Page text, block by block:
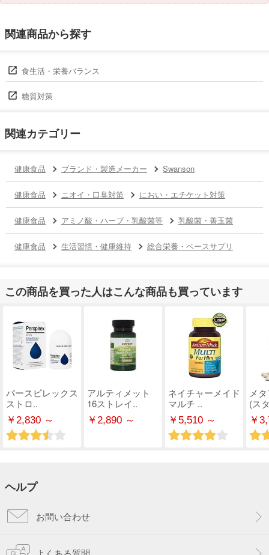
関連商品から探す
食生活・栄養バランス
糖質対策
関連カテゴリー
健康食品 ブランド・製造メーカー Swanson
健康食品 ニオイ・口臭対策 におい・エチケット対策
健康食品 アミノ酸・ハーブ・乳酸菌等 乳酸菌・善玉菌
健康食品 生活習慣・健康維持 総合栄養・ベースサプリ
この商品を買った人はこんな商品も買っています
パースピレックス
ストロ..
￥2,830 ～
アルティメット
16ストレイ..
￥2,890 ～
ネイチャーメイド
マルチ ..
￥5,510 ～
メ
(ス
￥
ヘルプ
お問い合わせ